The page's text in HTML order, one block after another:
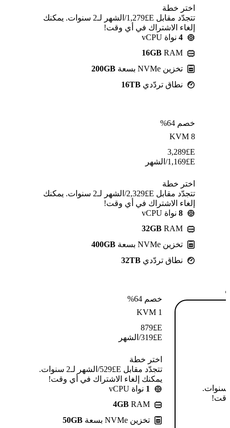
اختر خطة
تتجدّد مقابل E£⁦1,279⁩/الشهر لـ2 سنوات. يمكنك
إلغاء الاشتراك في أي وقت!
4 نواة vCPU
16GB RAM
تخزين NVMe بسعة
200GB
نطاق تردّدي 16TB
خصم 64%
KVM 8
E£
3,289
E£
1,169/الشهر
اختر خطة
تتجدّد مقابل E£⁦2,329⁩/الشهر لـ2 سنوات. يمكنك
إلغاء الاشتراك في أي وقت!
8 نواة vCPU
32GB RAM
تخزين NVMe بسعة
400GB
نطاق تردّدي 32TB
خصم 64%
KVM 1
E£
879
E£
319/الشهر
اختر خطة
تتجدّد مقابل E£⁦529⁩/الشهر لـ2 سنوات.
يمكنك إلغاء الاشتراك في أي وقت!
1 نواة vCPU
4GB RAM
تخزين NVMe بسعة
50GB
تتجدّد مقابل E£⁦639⁩/الشهر لـ2 سنوات.
وقت!